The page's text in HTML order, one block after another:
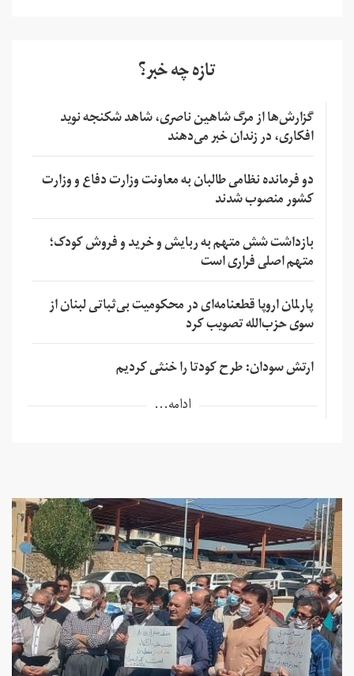
تازه چه خبر؟
گزارش‌ها از مرگ شاهین ناصری، شاهد شکنجه نوید
افکاری، در زندان خبر می‌دهند
دو فرمانده نظامی طالبان به معاونت وزارت دفاع و وزارت
کشور منصوب شدند
بازداشت شش متهم به ربایش و خرید و فروش کودک؛
متهم اصلی فراری است
پارلمان اروپا قطعنامه‌ای در محکومیت بی‌ثباتی لبنان از
سوی حزب‌الله تصویب کرد
ارتش سودان: طرح کودتا را خنثی کردیم
ادامه...